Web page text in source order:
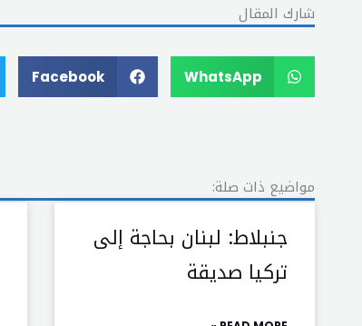
شارك المقال
WhatsApp
Facebook
مواضيع ذات صلة:
جنبلاط: لبنان بحاجة إلى
تركيا صديقة